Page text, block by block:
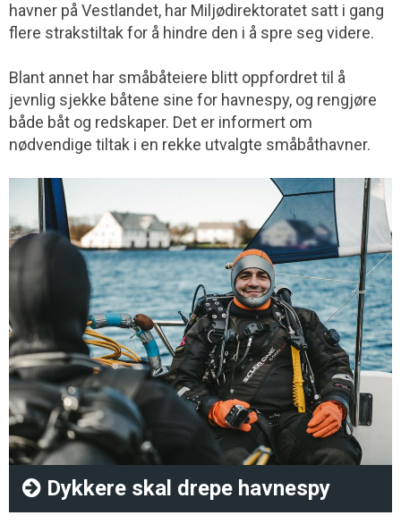
havner på Vestlandet, har Miljødirektoratet satt i gang
flere strakstiltak for å hindre den i å spre seg videre.
Blant annet har småbåteiere blitt oppfordret til å
jevnlig sjekke båtene sine for havnespy, og rengjøre
både båt og redskaper. Det er informert om
nødvendige tiltak i en rekke utvalgte småbåthavner.
Dykkere skal drepe havnespy